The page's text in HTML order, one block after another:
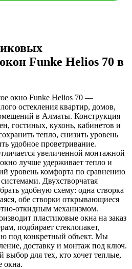
Funke Helios 70 в
окно Funke Helios 70 —
остекления квартир, домов,
в Алматы. Конструкция
гостиных, кухонь, кабинетов и
тепло, снизить уровень
удобное проветривание.
увеличенной монтажной
лучше удерживает тепло и
уровень комфорта по сравнению
Двухстворчатая
удобную схему: одна створка
обе створки открывающиеся
откидным механизмом.
пластиковые окна на заказ
подбирает стеклопакет,
под конкретный объект. Мы
доставку и монтаж под ключ.
для тех, кто хочет теплые,
окна.